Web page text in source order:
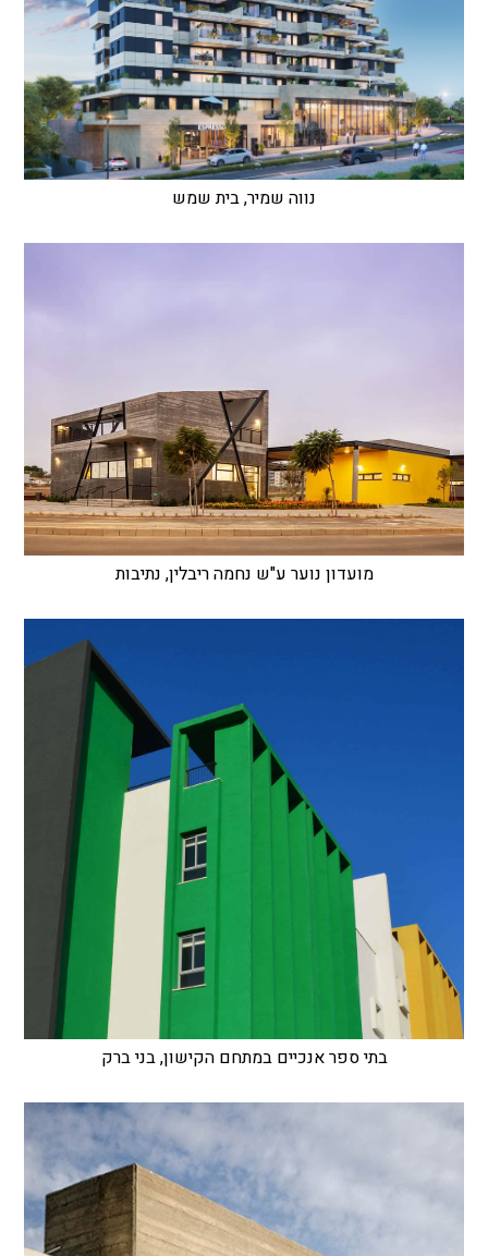
נווה שמיר, בית שמש
מועדון נוער ע"ש נחמה ריבלין, נתיבות
בתי ספר אנכיים במתחם הקישון, בני ברק